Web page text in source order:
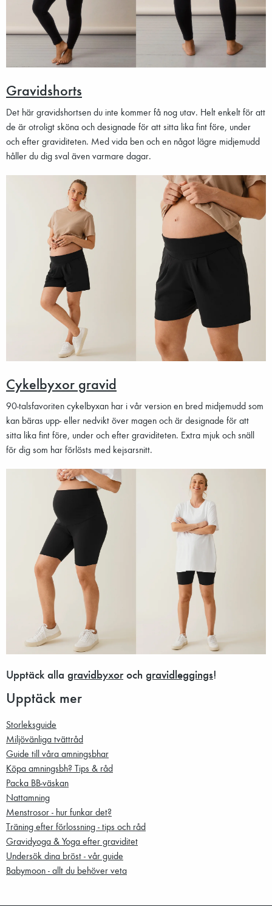
Gravidshorts
Det här gravidshortsen du inte kommer få nog utav. Helt enkelt för att
de är otroligt sköna och designade för att sitta lika fint före, under
och efter graviditeten. Med vida ben och en något lägre midjemudd
håller du dig sval även varmare dagar.
Cykelbyxor gravid
90-talsfavoriten cykelbyxan har i vår version en bred midjemudd som
kan bäras upp- eller nedvikt över magen och är designade för att
sitta lika fint före, under och efter graviditeten. Extra mjuk och snäll
för dig som har förlösts med kejsarsnitt.
Upptäck alla gravidbyxoroch gravidleggings!
Upptäck mer
Storleksguide
Miljövänliga tvättråd
Guide till våra amningsbhar
Köpa amningsbh? Tips & råd
Packa BB-väskan
Nattamning
Menstrosor - hur funkar det?
Träning efter förlossning - tips och råd
Gravidyoga & Yoga efter graviditet
Undersök dina bröst - vår guide
Babymoon - allt du behöver veta